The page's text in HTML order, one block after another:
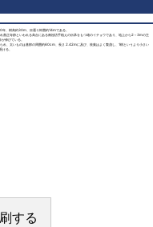
年、樹高約30m、目通り幹囲約14mである。
善正寺跡といわれる高台にある南祖坊手植えの伝承をもつ雄のイチョウであり、地上から2～3mの主
が伸びている。
れ、太いものは基部の周囲約60cm、長さ2.42mに及び、枝葉はよく繁茂し、1樹というより小さい
ける。
する